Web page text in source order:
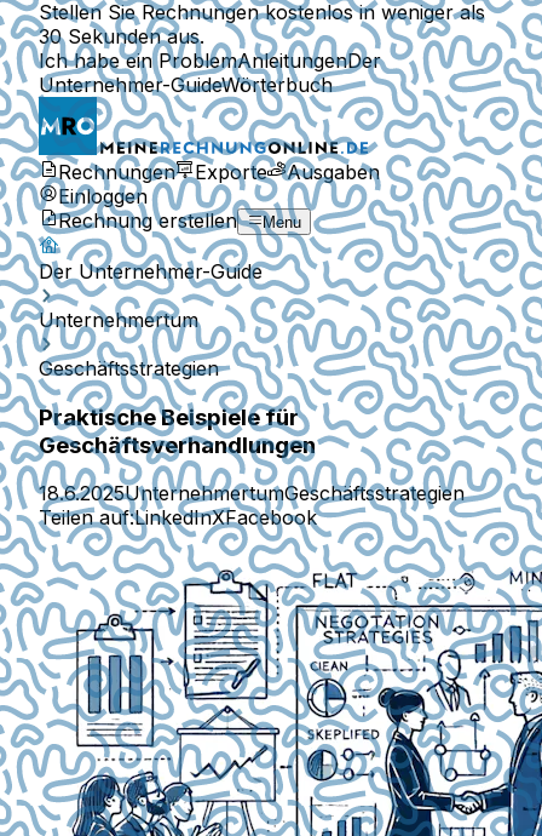
Stellen Sie Rechnungen kostenlos in weniger als
30 Sekunden aus.
Ich habe ein ProblemAnleitungenDer
Unternehmer-GuideWörterbuch
Rechnungen Exporte
Ausgaben
Einloggen
Rechnung erstellen
Menu
Der Unternehmer-Guide
Unternehmertum
Geschäftsstrategien
Praktische Beispiele für
Geschäftsverhandlungen
18.6.2025UnternehmertumGeschäftsstrategien
Teilen auf:LinkedInXFacebook